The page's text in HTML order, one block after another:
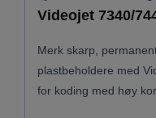
Videojet 7340/
Merk skarp,
plastbeholdere med
for koding med høy